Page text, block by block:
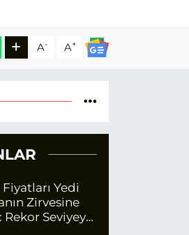
A- A+
Fiyatları Yedi
Zirvesine
Rekor Seviyeye